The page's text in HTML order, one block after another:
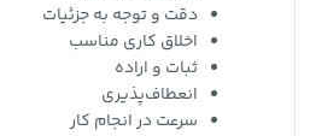
دقت و توجه به جزئیات
اخلاق کاری مناسب
ثبات و اراده
انعطاف‌پذیری
سرعت در انجام کار